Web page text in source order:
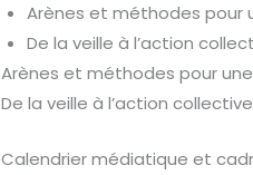
Arènes et méthodes pour
De la veille à l’action
Arènes et méthodes pour
De la veille à l’action collective
Calendrier médiatique et